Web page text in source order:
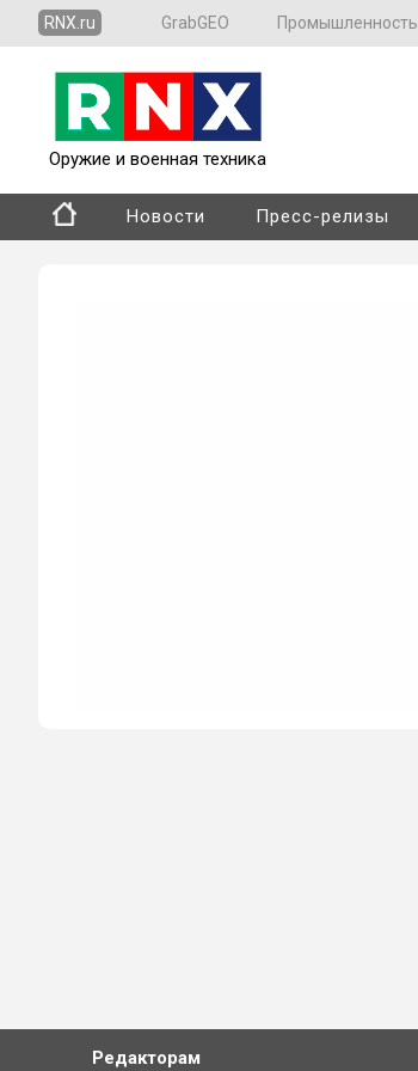
RNX.ru GrabGEO Промышленность
Оружие и военная техника
Новости Пресс-релизы
Редакторам